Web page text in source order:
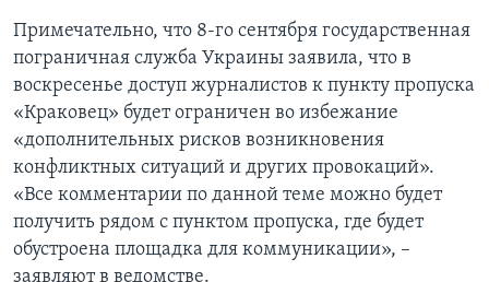
Примечательно, что 8-го сентября государственная
пограничная служба Украины заявила, что в
воскресенье доступ журналистов к пункту пропуска
«Краковец» будет ограничен во избежание
«дополнительных рисков возникновения
конфликтных ситуаций и других провокаций».
«Все комментарии по данной теме можно будет
получить рядом с пунктом пропуска, где будет
обустроена площадка для коммуникации», –
заявляют в ведомстве.